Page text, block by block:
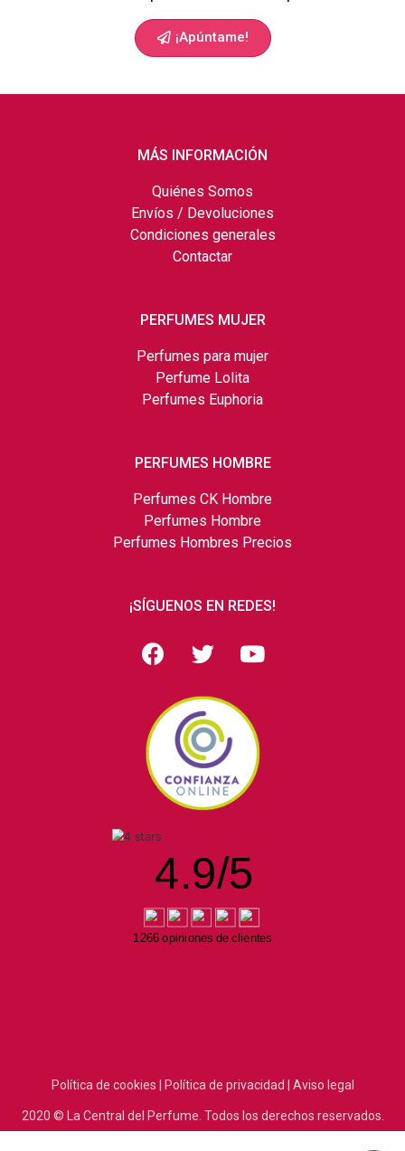
¡Apúntame!
MÁS INFORMACIÓN
Quiénes Somos
Envíos / Devoluciones
Condiciones generales
Contactar
PERFUMES MUJER
Perfumes para mujer
Perfume Lolita
Perfumes Euphoria
PERFUMES HOMBRE
Perfumes CK Hombre
Perfumes Hombre
Perfumes Hombres Precios
¡SÍGUENOS EN REDES!
4.9/5
1266 opiniones de clientes
Política de cookies | Política de privacidad | Aviso legal
2020 © La Central del Perfume. Todos los derechos reservados.